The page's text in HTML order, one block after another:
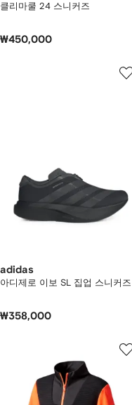
클리마쿨 24 스니커즈
₩450,000
adidas
아디제로 이보 SL 집업 스니커즈
₩358,000